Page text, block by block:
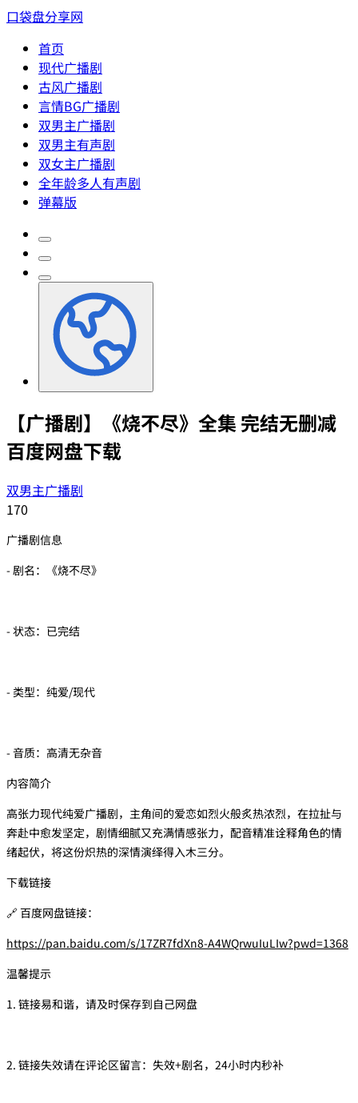
口袋盘分享网
首页
现代广播剧
古风广播剧
言情BG广播剧
双男主广播剧
双男主有声剧
双女主广播剧
全年龄多人有声剧
弹幕版
【广播剧】《烧不尽》全集 完结无删减
百度网盘下载
双男主广播剧
170
广播剧信息
- 剧名：《烧不尽》
- 状态：已完结
- 类型：纯爱/现代
- 音质：高清无杂音
内容简介
高张力现代纯爱广播剧，主角间的爱恋如烈火般炙热浓烈，在拉扯与
奔赴中愈发坚定，剧情细腻又充满情感张力，配音精准诠释角色的情
绪起伏，将这份炽热的深情演绎得入木三分。
下载链接
🔗 百度网盘链接：
https://pan.baidu.com/s/17ZR7fdXn8-A4WQrwuIuLIw?pwd=1368
温馨提示
1. 链接易和谐，请及时保存到自己网盘
2. 链接失效请在评论区留言：失效+剧名，24小时内秒补